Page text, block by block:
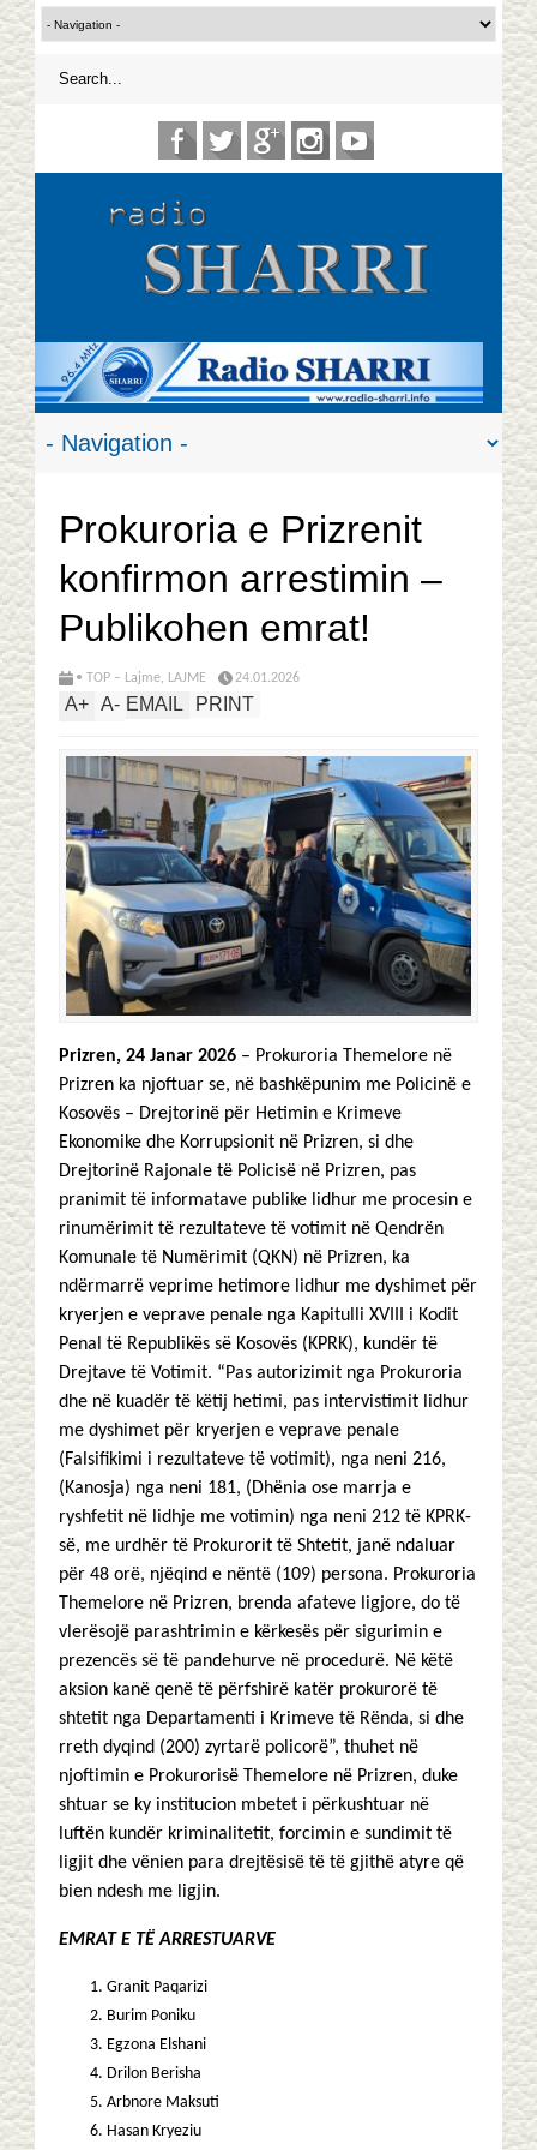
Prokuroria e Prizrenit
konfirmon arrestimin –
Publikohen emrat!
• TOP – Lajme, LAJME 24.01.2026
A+ A- EMAIL PRINT
Prizren, 24 Janar 2026 – Prokuroria Themelore në
Prizren ka njoftuar se, në bashkëpunim me Policinë e
Kosovës – Drejtorinë për Hetimin e Krimeve
Ekonomike dhe Korrupsionit në Prizren, si dhe
Drejtorinë Rajonale të Policisë në Prizren, pas
pranimit të informatave publike lidhur me procesin e
rinumërimit të rezultateve të votimit në Qendrën
Komunale të Numërimit (QKN) në Prizren, ka
ndërmarrë veprime hetimore lidhur me dyshimet për
kryerjen e veprave penale nga Kapitulli XVIII i Kodit
Penal të Republikës së Kosovës (KPRK), kundër të
Drejtave të Votimit. “Pas autorizimit nga Prokuroria
dhe në kuadër të këtij hetimi, pas intervistimit lidhur
me dyshimet për kryerjen e veprave penale
(Falsifikimi i rezultateve të votimit), nga neni 216,
(Kanosja) nga neni 181, (Dhënia ose marrja e
ryshfetit në lidhje me votimin) nga neni 212 të KPRK-
së, me urdhër të Prokurorit të Shtetit, janë ndaluar
për 48 orë, njëqind e nëntë (109) persona. Prokuroria
Themelore në Prizren, brenda afateve ligjore, do të
vlerësojë parashtrimin e kërkesës për sigurimin e
prezencës së të pandehurve në procedurë. Në këtë
aksion kanë qenë të përfshirë katër prokurorë të
shtetit nga Departamenti i Krimeve të Rënda, si dhe
rreth dyqind (200) zyrtarë policorë”, thuhet në
njoftimin e Prokurorisë Themelore në Prizren, duke
shtuar se ky institucion mbetet i përkushtuar në
luftën kundër kriminalitetit, forcimin e sundimit të
ligjit dhe vënien para drejtësisë të të gjithë atyre që
bien ndesh me ligjin.
EMRAT E TË ARRESTUARVE
Granit Paqarizi
Burim Poniku
Egzona Elshani
Drilon Berisha
Arbnore Maksuti
Hasan Kryeziu